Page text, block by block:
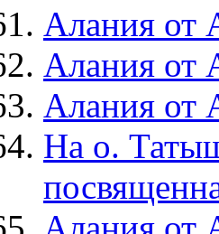
Алания от
Алания от
Алания от
На о.